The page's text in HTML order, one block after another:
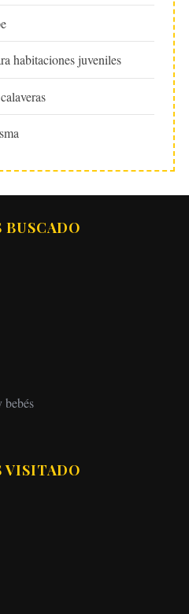
habitaciones juveniles
BUSCADO
VISITADO